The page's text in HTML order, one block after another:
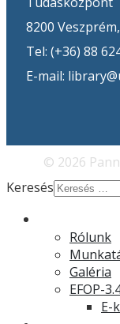
8200
Tel: (+36) 88
E-mail:
© 2026
Keresés
Rólunk
Galéria
EFOP-
E-